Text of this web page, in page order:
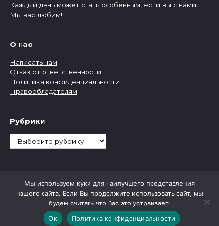
Каждый день может стать особенным, если вы с нами.
Мы вас любим!
О нас
Написать нам
Отказ от ответственности
Политика конфиденциальности
Правообладателям
Рубрики
Рубрики
Мы используем куки для наилучшего представления
нашего сайта. Если Вы продолжите использовать сайт, мы
будем считать что Вас это устраивает.
Ок
Политика конфиденциальности